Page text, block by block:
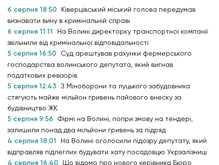
6 серпня 18:50
Ківерцівський міський голова передумав
визнавати вину в кримінальній справі
6 серпня 11:11
На Волині директорку транспортної компанії
звільнили від кримінальної відповідальності
5 серпня 16:50
Суд арештував рахунки фермерського
господарства волинського депутата, який вигнав
податкових ревізорів
5 серпня 12:43 З Міноборони та луцького забудовника
стягують майже мільйон гривень пайового внеску за
будівництво ЖК
5 серпня 9:56
Фірмі на Волині, попри змову на тендері,
залишили понад два мільйони гривень за підряд
4 серпня 18:01
На Волині оголосили підозру депутату, який
відправляв підлеглих будувати хату посадовцю Укрзалізниці
4 серпня 16:40
Що відомо про нового керівника Бюро